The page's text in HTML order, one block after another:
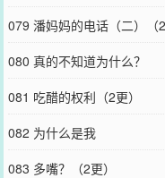
079 潘妈妈的电话（二）（2
080 真的不知道为什么？
081 吃醋的权利（2更）
082 为什么是我
083 多嘴？（2更）